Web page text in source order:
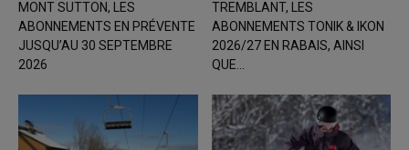
MONT SUTTON, LES
ABONNEMENTS EN PRÉVENTE
JUSQU’AU 30 SEPTEMBRE
2026
TREMBLANT, LES
ABONNEMENTS TONIK & IKON
2026/27 EN RABAIS, AINSI
QUE...